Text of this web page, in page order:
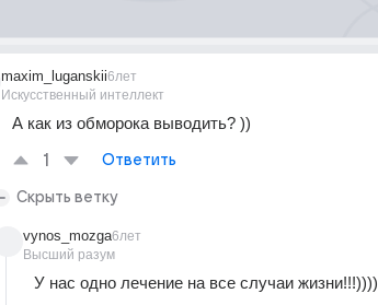
maxim_luganskii
Искусственный интеллект
6лет
А как из обморока выводить? ))
1 Ответить
Скрыть ветку
vynos_mozga
Высший разум
6лет
У нас одно лечение на все случаи жизни!!!))))